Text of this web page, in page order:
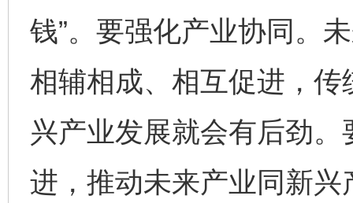
钱”。要强化产业协同。
相辅相成、相互促进，
兴产业发展就会有后劲
进，推动未来产业同新